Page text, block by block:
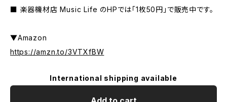
■ 楽器機材店 Music Life のHPでは「1枚50円」で販売中です。
▼Amazon
https://amzn.to/3VTXfBW
International shipping available